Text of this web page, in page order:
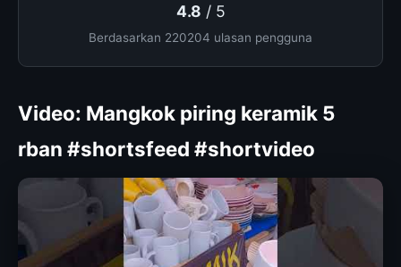
4.8 / 5
Berdasarkan 220204 ulasan pengguna
Video: Mangkok piring keramik 5
rban #shortsfeed #shortvideo